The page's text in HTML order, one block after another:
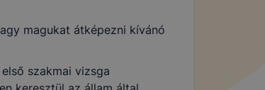
magukat átképezni kívánó
szakmai vizsga